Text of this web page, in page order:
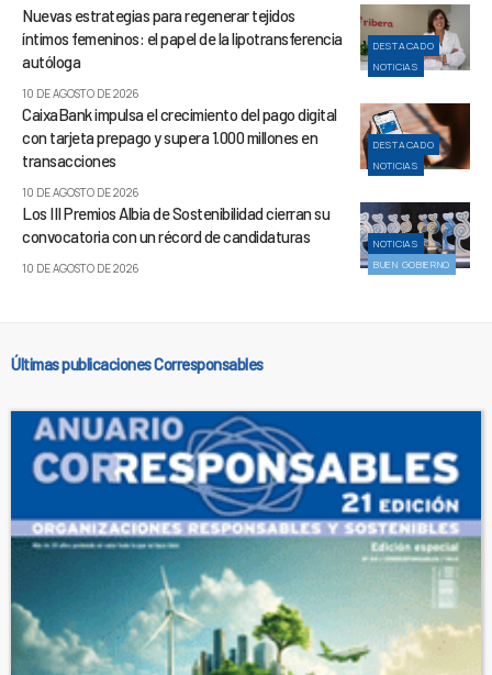
DESTACADO
NOTICIAS
Nuevas estrategias para regenerar tejidos
íntimos femeninos: el papel de la lipotransferencia
autóloga
10 DE AGOSTO DE 2026
DESTACADO
NOTICIAS
CaixaBank impulsa el crecimiento del pago digital
con tarjeta prepago y supera 1.000 millones en
transacciones
10 DE AGOSTO DE 2026
NOTICIAS
BUEN GOBIERNO
Los III Premios Albia de Sostenibilidad cierran su
convocatoria con un récord de candidaturas
10 DE AGOSTO DE 2026
Últimas publicaciones Corresponsables